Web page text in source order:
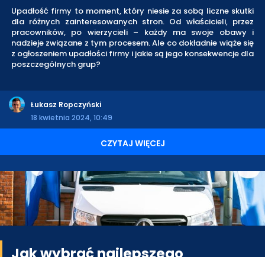
Upadłość firmy to moment, który niesie za sobą liczne skutki
dla różnych zainteresowanych stron. Od właścicieli, przez
pracowników, po wierzycieli – każdy ma swoje obawy i
nadzieje związane z tym procesem. Ale co dokładnie wiąże się
z ogłoszeniem upadłości firmy i jakie są jego konsekwencje dla
poszczególnych grup?
Łukasz Ropczyński
18 kwietnia 2024, 10:49
CZYTAJ WIĘCEJ